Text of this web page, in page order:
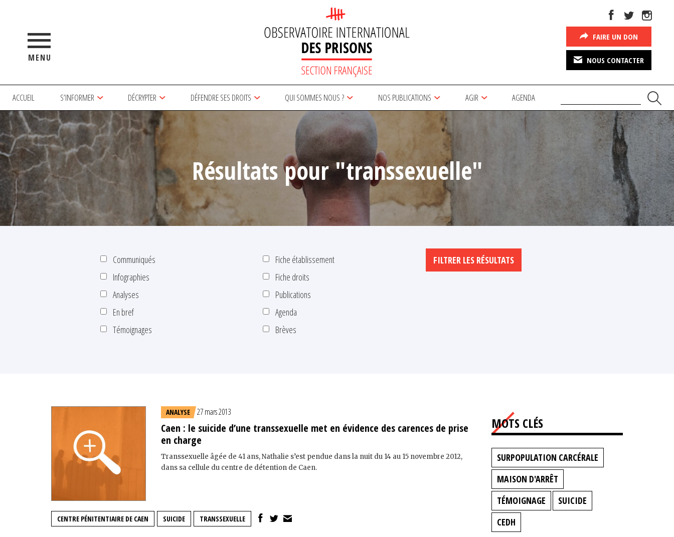
MENU
FAIRE UN DON
NOUS CONTACTER
ACCUEIL S’INFORMER DÉCRYPTER DÉFENDRE SES DROITS QUI SOMMES NOUS ? NOS PUBLICATIONS AGIR AGENDA
Résultats pour "transsexuelle"
Communiqués
Infographies
Analyses
En bref
Témoignages
Fiche établissement
Fiche droits
Publications
Agenda
Brèves
ANALYSE 27 mars 2013
Caen : le suicide d’une transsexuelle met en évidence des carences de prise
en charge
Transsexuelle âgée de 41 ans, Nathalie s’est pendue dans la nuit du 14 au 15 novembre 2012,
dans sa cellule du centre de détention de Caen.
CENTRE PÉNITENTIAIRE DE CAEN SUICIDE TRANSSEXUELLE
MOTS CLÉS
SURPOPULATION CARCÉRALE
MAISON D'ARRÊT
TÉMOIGNAGE
SUICIDE
CEDH